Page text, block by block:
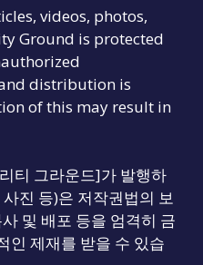
videos, photos,
Ground is protected
distribution is
of this may result in
그라운드]가 발행하
진 등)은 저작권법의 보
및 배포 등을 엄격히 금
인 제재를 받을 수 있습